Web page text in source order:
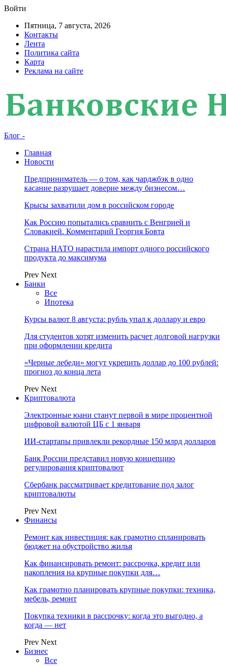
Войти
Пятница, 7 августа, 2026
Контакты
Лента
Политика сайта
Карта
Реклама на сайте
Блог -
Главная
Новости
Предприниматель — о том, как чарджбэк в одно
касание разрушает доверие между бизнесом…
Крысы захватили дом в российском городе
Как Россию попытались сравнить с Венгрией и
Словакией. Комментарий Георгия Бовта
Страна НАТО нарастила импорт одного российского
продукта до максимума
Prev Next
Банки
Все
Ипотека
Курсы валют 8 августа: рубль упал к доллару и евро
Для студентов хотят изменить расчет долговой нагрузки
при оформлении кредита
«Черные лебеди» могут укрепить доллар до 100 рублей:
прогноз до конца лета
Prev Next
Криптовалюта
Электронные юани станут первой в мире процентной
цифровой валютой ЦБ с 1 января
ИИ-стартапы привлекли рекордные 150 млрд долларов
Банк России представил новую концепцию
регулирования криптовалют
Сбербанк рассматривает кредитование под залог
криптовалюты
Prev Next
Финансы
Ремонт как инвестиция: как грамотно спланировать
бюджет на обустройство жилья
Как финансировать ремонт: рассрочка, кредит или
накопления на крупные покупки для…
Как грамотно планировать крупные покупки: техника,
мебель, ремонт
Покупка техники в рассрочку: когда это выгодно, а
когда — нет
Prev Next
Бизнес
Все